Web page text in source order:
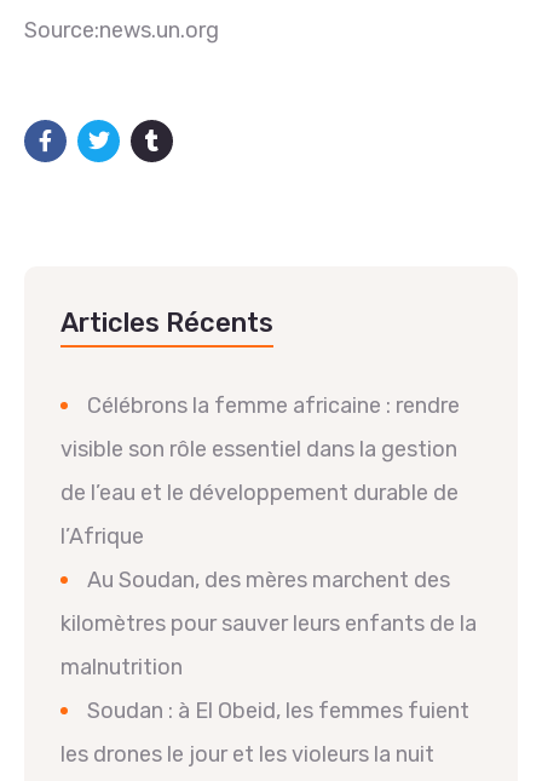
Source:news.un.org
Articles Récents
Célébrons la femme africaine : rendre
visible son rôle essentiel dans la gestion
de l’eau et le développement durable de
l’Afrique
Au Soudan, des mères marchent des
kilomètres pour sauver leurs enfants de la
malnutrition
Soudan : à El Obeid, les femmes fuient
les drones le jour et les violeurs la nuit